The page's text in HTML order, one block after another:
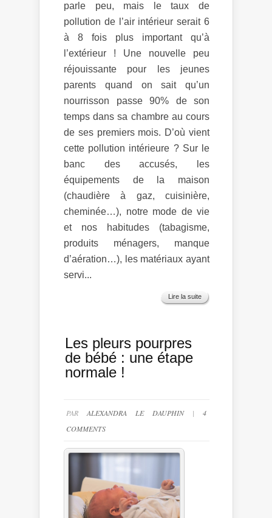
parle peu, mais le taux de
pollution de l’air intérieur serait 6
à 8 fois plus important qu’à
l’extérieur ! Une nouvelle peu
réjouissante pour les jeunes
parents quand on sait qu’un
nourrisson passe 90% de son
temps dans sa chambre au cours
de ses premiers mois. D’où vient
cette pollution intérieure ? Sur le
banc des accusés, les
équipements de la maison
(chaudière à gaz, cuisinière,
cheminée…), notre mode de vie
et nos habitudes (tabagisme,
produits ménagers, manque
d’aération…), les matériaux ayant
servi...
Lire la suite
Les pleurs pourpres
de bébé : une étape
normale !
PAR ALEXANDRA LE DAUPHIN| 4
COMMENTS